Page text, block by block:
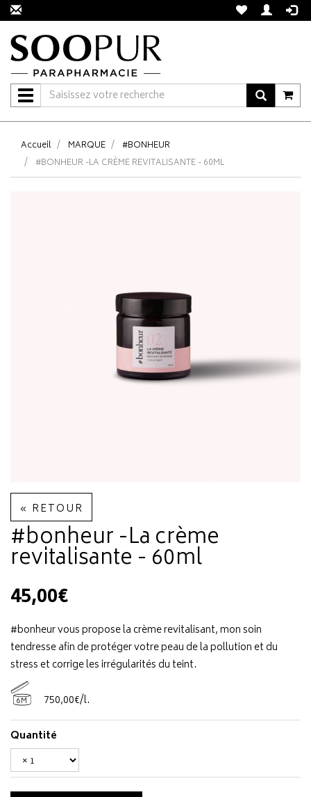
Navigation
Accueil MARQUE
#BONHEUR
#BONHEUR -LA CRÈME REVITALISANTE - 60ML
« RETOUR
#bonheur -La crème
revitalisante - 60ml
45,00€
#bonheur vous propose la crème revitalisant, mon soin
tendresse afin de protéger votre peau de la pollution et du
stress et corrige les irrégularités du teint.
6M 750,00€/l.
Quantité